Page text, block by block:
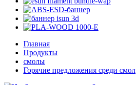
Главная
Продукты
смолы
Горячие предложения среди смол